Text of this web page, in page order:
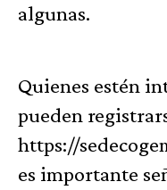
algunas.
Quienes estén
pueden
https://
es importante